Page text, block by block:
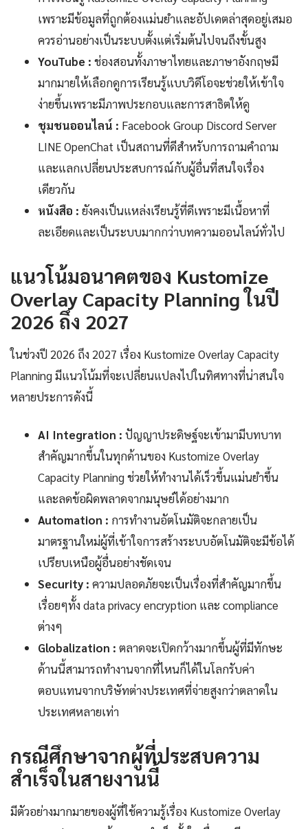
เพราะมีข้อมูลที่ถูกต้องแม่นยำและอัปเดตล่าสุดอยู่เสมอ
ควรอ่านอย่างเป็นระบบตั้งแต่เริ่มต้นไปจนถึงขั้นสูง
YouTube : ช่องสอนทั้งภาษาไทยและภาษาอังกฤษมี
มากมายให้เลือกดูการเรียนรู้แบบวิดีโอจะช่วยให้เข้าใจ
ง่ายขึ้นเพราะมีภาพประกอบและการสาธิตให้ดู
ชุมชนออนไลน์ : Facebook Group Discord Server
LINE OpenChat เป็นสถานที่ดีสำหรับการถามคำถาม
และแลกเปลี่ยนประสบการณ์กับผู้อื่นที่สนใจเรื่อง
เดียวกัน
หนังสือ : ยังคงเป็นแหล่งเรียนรู้ที่ดีเพราะมีเนื้อหาที่
ละเอียดและเป็นระบบมากกว่าบทความออนไลน์ทั่วไป
แนวโน้มอนาคตของ Kustomize
Overlay Capacity Planning ในปี
2026 ถึง 2027
ในช่วงปี 2026 ถึง 2027 เรื่อง Kustomize Overlay Capacity
Planning มีแนวโน้มที่จะเปลี่ยนแปลงไปในทิศทางที่น่าสนใจ
หลายประการดังนี้
AI Integration : ปัญญาประดิษฐ์จะเข้ามามีบทบาท
สำคัญมากขึ้นในทุกด้านของ Kustomize Overlay
Capacity Planning ช่วยให้ทำงานได้เร็วขึ้นแม่นยำขึ้น
และลดข้อผิดพลาดจากมนุษย์ได้อย่างมาก
Automation : การทำงานอัตโนมัติจะกลายเป็น
มาตรฐานใหม่ผู้ที่เข้าใจการสร้างระบบอัตโนมัติจะมีข้อได้
เปรียบเหนือผู้อื่นอย่างชัดเจน
Security : ความปลอดภัยจะเป็นเรื่องที่สำคัญมากขึ้น
เรื่อยๆทั้ง data privacy encryption และ compliance
ต่างๆ
Globalization : ตลาดจะเปิดกว้างมากขึ้นผู้ที่มีทักษะ
ด้านนี้สามารถทำงานจากที่ไหนก็ได้ในโลกรับค่า
ตอบแทนจากบริษัทต่างประเทศที่จ่ายสูงกว่าตลาดใน
ประเทศหลายเท่า
กรณีศึกษาจากผู้ที่ประสบความ
สำเร็จในสายงานนี้
มีตัวอย่างมากมายของผู้ที่ใช้ความรู้เรื่อง Kustomize Overlay